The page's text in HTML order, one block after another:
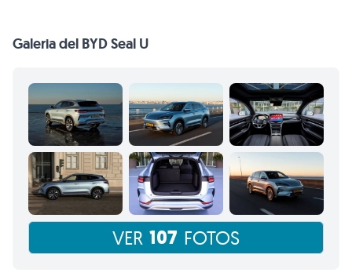
Galeria del BYD Seal U
VER 107 FOTOS